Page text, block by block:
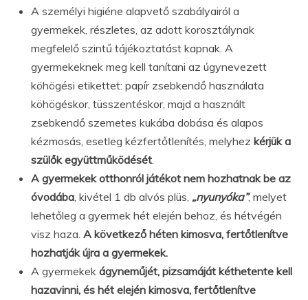
A személyi higiéne alapvető szabályairól a
gyermekek, részletes, az adott korosztálynak
megfelelő szintű tájékoztatást kapnak. A
gyermekeknek meg kell tanítani az úgynevezett
köhögési etikettet: papír zsebkendő használata
köhögéskor, tüsszentéskor, majd a használt
zsebkendő szemetes kukába dobása és alapos
kézmosás, esetleg kézfertőtlenítés, melyhez kérjük a
szülők együttműködését
A gyermekek otthonról játékot nem hozhatnak be az
óvodába , kivétel 1 db alvós plüs, „nyunyóka”, melyet
lehetőleg a gyermek hét elején behoz, és hétvégén
visz haza. A következő héten kimosva, fertőtlenítve
hozhatják újra a gyermekek.
A gyermekek ágyneműjét, pizsamáját kéthetente kell
hazavinni, és hét elején kimosva, fertőtlenítve